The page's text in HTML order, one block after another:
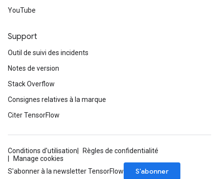
YouTube
Support
Outil de suivi des incidents
Notes de version
Stack Overflow
Consignes relatives à la marque
Citer TensorFlow
Conditions d'utilisation
Règles de confidentialité
Manage cookies
S'abonner à la newsletter TensorFlow
S’abonner